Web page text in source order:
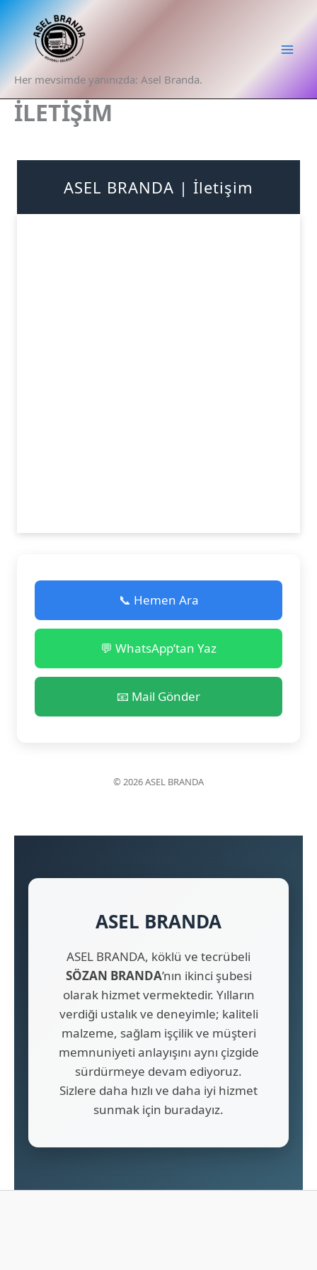
Her mevsimde yanınızda: Asel Branda.
İLETİŞİM
ASEL BRANDA | İletişim
📞 Hemen Ara
💬 WhatsApp’tan Yaz
📧 Mail Gönder
© 2026 ASEL BRANDA
ASEL BRANDA
ASEL BRANDA, köklü ve tecrübeli
SÖZAN BRANDA’nın ikinci şubesi
olarak hizmet vermektedir. Yılların
verdiği ustalık ve deneyimle; kaliteli
malzeme, sağlam işçilik ve müşteri
memnuniyeti anlayışını aynı çizgide
sürdürmeye devam ediyoruz.
Sizlere daha hızlı ve daha iyi hizmet
sunmak için buradayız.